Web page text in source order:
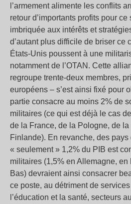
l’armement alimente les conflits
retour d’importants profits pour
imbriquée aux intérêts et
d’autant plus difficile de briser ce
États-Unis poussent à une
notamment de l’OTAN. Cette
regroupe trente-deux membres,
européens – s’est ainsi fixé pour
partie consacre au moins 2% de
militaires (ce qui est déjà le cas
de la France, de la Pologne, de la
Finlande). En revanche, des
« seulement » 1,2% du PIB est
militaires (1,5% en Allemagne,
Bas) devraient ainsi consacrer
ce poste, au détriment de
l’éducation et la santé, secteurs